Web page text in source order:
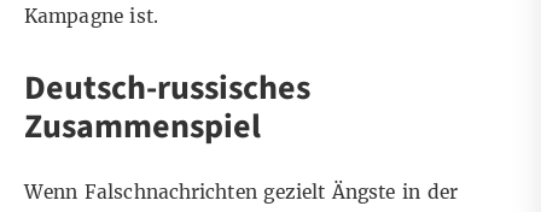
Kampagne ist.
Deutsch-russisches
Zusammenspiel
Wenn Falschnachrichten gezielt Ängste in der